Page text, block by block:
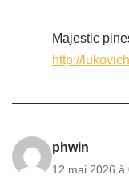
Majestic
http://
phwin
12 mai 2026 à